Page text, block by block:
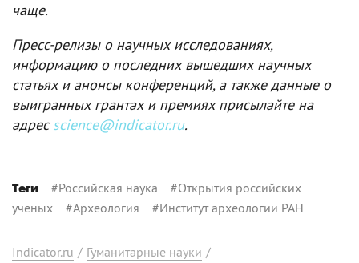
чаще.
Пресс-релизы о научных исследованиях,
информацию о последних вышедших научных
статьях и анонсы конференций, а также данные о
выигранных грантах и премиях присылайте на
адресscience@indicator.ru.
Теги #Российская наука #Открытия российских
ученых #Археология #Институт археологии РАН
Indicator.ru / Гуманитарные науки /